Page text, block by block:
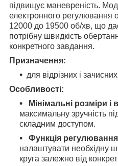
підвищує маневреність.
електронного регулювання
12000 до 19500 об/хв, що
потрібну швидкість
конкретного завдання.
Призначення:
для відрізних і зачисних
Особливості:
Мінімальні розміри і
максимальну зручність
складним доступом.
Функція регулювання
налаштувати необхідну
круга залежно від